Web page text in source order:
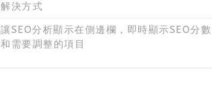
解決方式
讓SEO分析顯示在側邊欄，即時顯示SEO分數
和需要調整的項目